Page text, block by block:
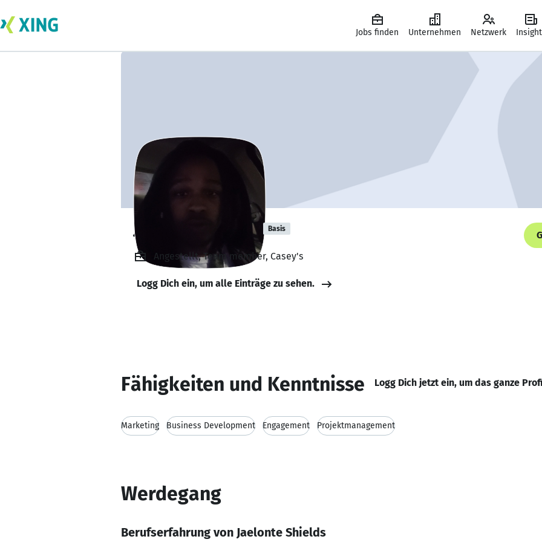
Jobs finden Unternehmen Netzwerk
Jaelonte Shields Basis
Angestellt, Team member, Casey's
Logg Dich ein, um alle Einträge zu sehen.
Fähigkeiten und Kenntnisse Logg Dich jetzt ein, um das ganze
Marketing Business Development Engagement Projektmanagement
Werdegang
Berufserfahrung von Jaelonte Shields